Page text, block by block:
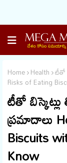
Home Health టీతో
Risks of Eating
టీతో
ప్రమాదాలు
Biscuits
Know